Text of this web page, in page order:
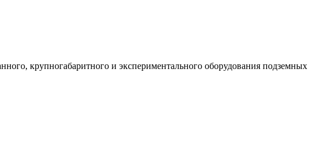
крупногабаритного и экспериментального оборудования